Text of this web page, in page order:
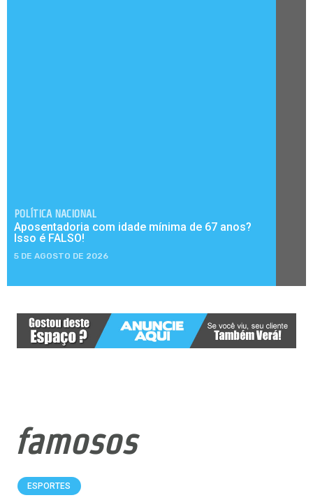
POLÍTICA NACIONAL
Aposentadoria com idade mínima de 67 anos?
Isso é FALSO!
5 DE AGOSTO DE 2026
famosos
ESPORTES